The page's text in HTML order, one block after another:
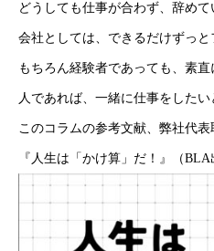
どうしても仕事が合わず、辞めて
会社としては、できるだけずっと
もちろん経験者であっても、素
人であれば、一緒に仕事をしたい
このコラムの参考文献、弊社代
『人生は「かけ算」だ！』（